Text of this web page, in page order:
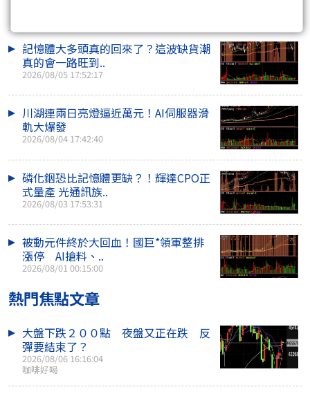
記憶體大多頭真的回來了？這波缺貨潮
真的會一路旺到..
2026/08/05 17:52:17
川湖連兩日亮燈逼近萬元！AI伺服器滑
軌大爆發
2026/08/04 17:42:40
磷化銦恐比記憶體更缺？！輝達CPO正
式量產 光通訊族..
2026/08/03 17:53:31
被動元件終於大回血！國巨*領軍整排
漲停 AI搶料、..
2026/08/01 00:15:00
熱門焦點文章
大盤下跌２００點 夜盤又正在跌 反
彈要結束了？
2026/08/06 16:16:04
咖啡好喝